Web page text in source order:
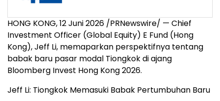
HONG KONG, 12 Juni 2026 /PRNewswire/ — Chief
Investment Officer (Global Equity) E Fund (Hong
Kong), Jeff Li, memaparkan perspektifnya tentang
babak baru pasar modal Tiongkok di ajang
Bloomberg Invest Hong Kong 2026.
Jeff Li: Tiongkok Memasuki Babak Pertumbuhan Baru